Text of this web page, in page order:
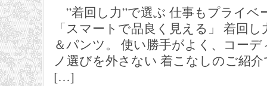
”着回し力”で選ぶ 仕事もプライベ
「スマートで品良く見える」 着回
＆パンツ。 使い勝手がよく、コー
ノ選びを外さない 着こなしのご紹
[…]